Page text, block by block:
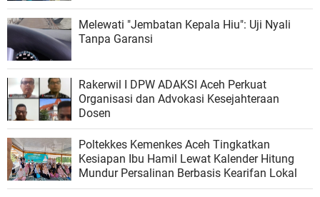
Melewati "Jembatan Kepala Hiu": Uji Nyali
Tanpa Garansi
Rakerwil I DPW ADAKSI Aceh Perkuat
Organisasi dan Advokasi Kesejahteraan
Dosen
Poltekkes Kemenkes Aceh Tingkatkan
Kesiapan Ibu Hamil Lewat Kalender Hitung
Mundur Persalinan Berbasis Kearifan Lokal